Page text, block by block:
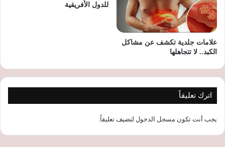
علامات جلدية تكشف عن مشاكل
الكبد.. لا تتجاهلها
للدول الأفريقية
اترك تعليقاً
يجب أنت تكون مسجل الدخول لتضيف تعليقاً.